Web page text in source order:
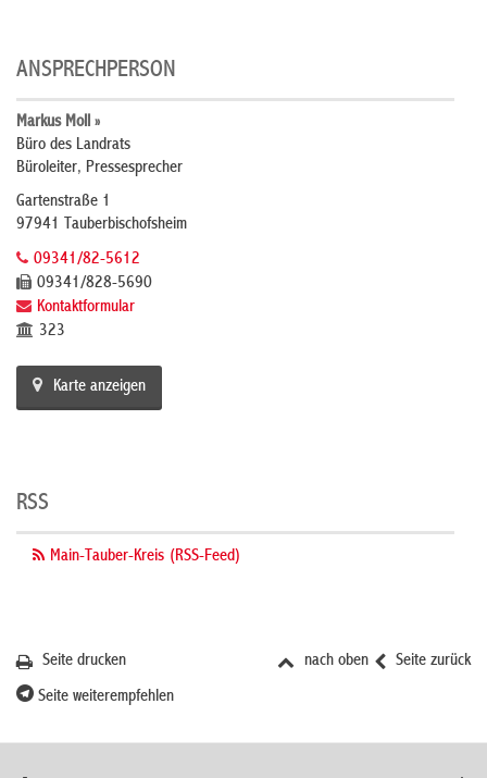
ANSPRECHPERSON
Markus Moll »
Büro des Landrats
Büroleiter, Pressesprecher
Gartenstraße 1
97941 Tauberbischofsheim
09341/82-5612
09341/828-5690
Kontaktformular
323
Karte anzeigen
RSS
Main-Tauber-Kreis (RSS-Feed)
Seite zurück
nach oben
Seite drucken
Seite weiterempfehlen